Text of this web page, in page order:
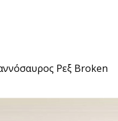
Ρεξ Broken